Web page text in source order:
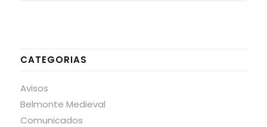
CATEGORIAS
Avisos
Belmonte Medieval
Comunicados